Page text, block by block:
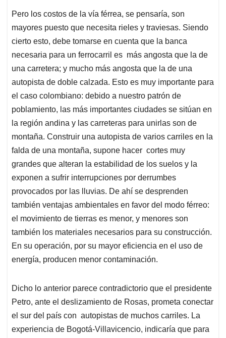
Pero los costos de la vía férrea, se pensaría, son
mayores puesto que necesita rieles y traviesas. Siendo
cierto esto, debe tomarse en cuenta que la banca
necesaria para un ferrocarril es más angosta que la de
una carretera; y mucho más angosta que la de una
autopista de doble calzada. Esto es muy importante para
el caso colombiano: debido a nuestro patrón de
poblamiento, las más importantes ciudades se sitúan en
la región andina y las carreteras para unirlas son de
montaña. Construir una autopista de varios carriles en la
falda de una montaña, supone hacer cortes muy
grandes que alteran la estabilidad de los suelos y la
exponen a sufrir interrupciones por derrumbes
provocados por las lluvias. De ahí se desprenden
también ventajas ambientales en favor del modo férreo:
el movimiento de tierras es menor, y menores son
también los materiales necesarios para su construcción.
En su operación, por su mayor eficiencia en el uso de
energía, producen menor contaminación.
Dicho lo anterior parece contradictorio que el presidente
Petro, ante el deslizamiento de Rosas, prometa conectar
el sur del país con autopistas de muchos carriles. La
experiencia de Bogotá-Villavicencio, indicaría que para